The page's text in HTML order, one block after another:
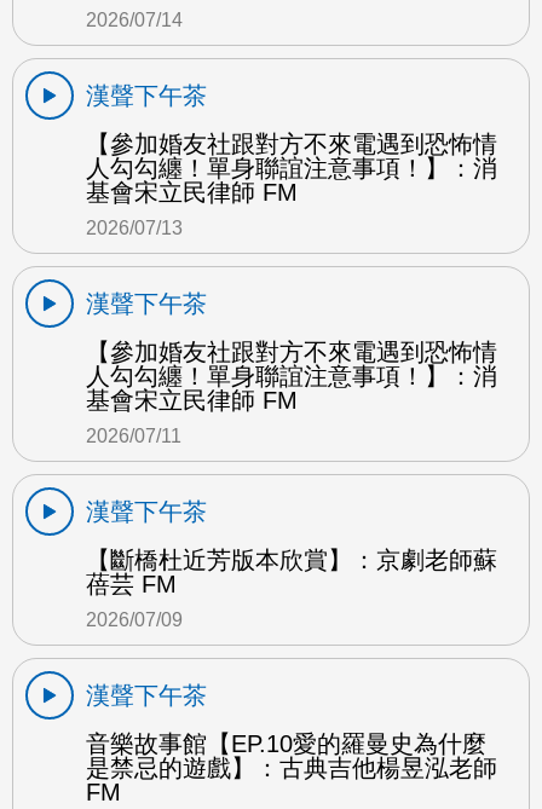
2026/07/14
漢聲下午茶
【參加婚友社跟對方不來電遇到恐怖情
人勾勾纏！單身聯誼注意事項！】：消
基會宋立民律師 FM
2026/07/13
漢聲下午茶
【參加婚友社跟對方不來電遇到恐怖情
人勾勾纏！單身聯誼注意事項！】：消
基會宋立民律師 FM
2026/07/11
漢聲下午茶
【斷橋杜近芳版本欣賞】：京劇老師蘇
蓓芸 FM
2026/07/09
漢聲下午茶
音樂故事館【EP.10愛的羅曼史為什麼
是禁忌的遊戲】：古典吉他楊昱泓老師
FM